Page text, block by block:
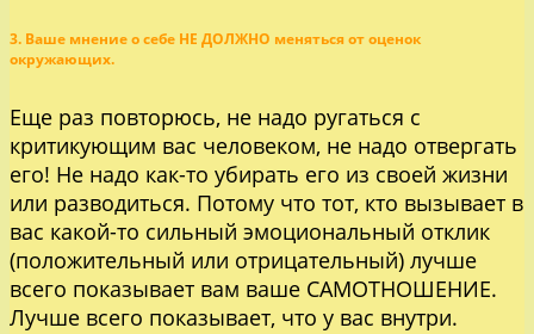
3. Ваше мнение о себе НЕ ДОЛЖНО меняться от оценок
окружающих.
Еще раз повторюсь, не надо ругаться с
критикующим вас человеком, не надо отвергать
его! Не надо как-то убирать его из своей жизни
или разводиться. Потому что тот, кто вызывает в
вас какой-то сильный эмоциональный отклик
(положительный или отрицательный) лучше
всего показывает вам ваше САМОТНОШЕНИЕ.
Лучше всего показывает, что у вас внутри.